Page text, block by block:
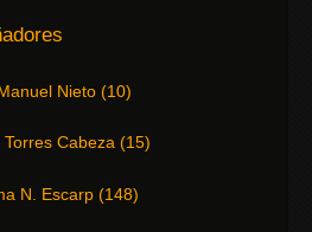
Nieto (10)
Torres Cabeza (15)
N. Escarp (148)